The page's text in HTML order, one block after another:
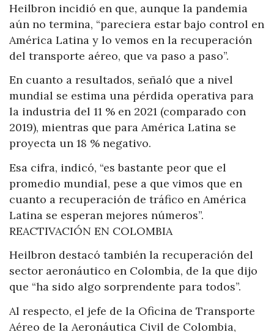
Heilbron incidió en que, aunque la pandemia
aún no termina, “pareciera estar bajo control en
América Latina y lo vemos en la recuperación
del transporte aéreo, que va paso a paso”.
En cuanto a resultados, señaló que a nivel
mundial se estima una pérdida operativa para
la industria del 11 % en 2021 (comparado con
2019), mientras que para América Latina se
proyecta un 18 % negativo.
Esa cifra, indicó, “es bastante peor que el
promedio mundial, pese a que vimos que en
cuanto a recuperación de tráfico en América
Latina se esperan mejores números”.
REACTIVACIÓN EN COLOMBIA
Heilbron destacó también la recuperación del
sector aeronáutico en Colombia, de la que dijo
que “ha sido algo sorprendente para todos”.
Al respecto, el jefe de la Oficina de Transporte
Aéreo de la Aeronáutica Civil de Colombia,